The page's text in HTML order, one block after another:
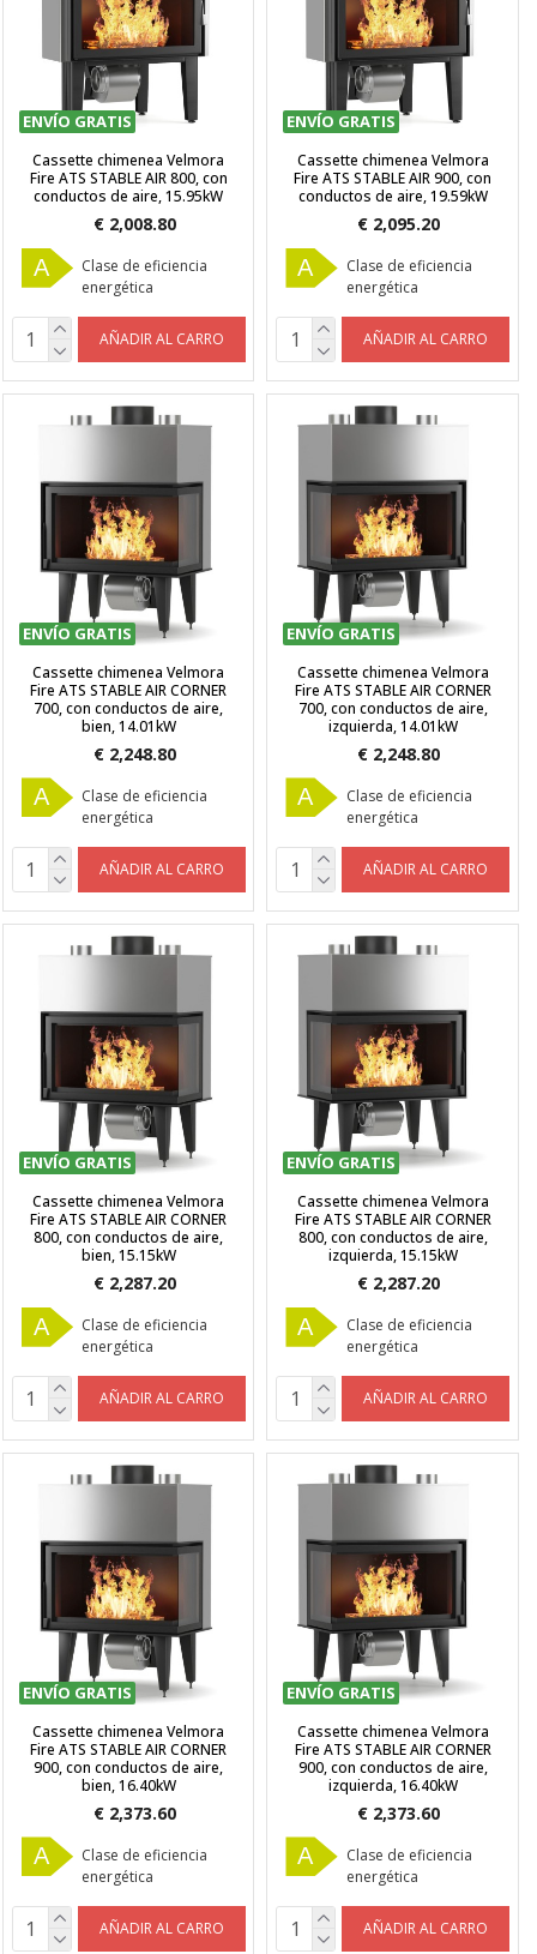
ENVÍO GRATIS
Cassette chimenea Velmora
Fire ATS STABLE AIR 800, con
conductos de aire, 15.95kW
€ 2,008.80
A
Clase de eficiencia
energética
AÑADIR AL CARRO
ENVÍO GRATIS
Cassette chimenea Velmora
Fire ATS STABLE AIR 900, con
conductos de aire, 19.59kW
€ 2,095.20
A
Clase de eficiencia
energética
AÑADIR AL CARRO
ENVÍO GRATIS
Cassette chimenea Velmora
Fire ATS STABLE AIR CORNER
700, con conductos de aire,
bien, 14.01kW
€ 2,248.80
A
Clase de eficiencia
energética
AÑADIR AL CARRO
ENVÍO GRATIS
Cassette chimenea Velmora
Fire ATS STABLE AIR CORNER
700, con conductos de aire,
izquierda, 14.01kW
€ 2,248.80
A
Clase de eficiencia
energética
AÑADIR AL CARRO
ENVÍO GRATIS
Cassette chimenea Velmora
Fire ATS STABLE AIR CORNER
800, con conductos de aire,
bien, 15.15kW
€ 2,287.20
A
Clase de eficiencia
energética
AÑADIR AL CARRO
ENVÍO GRATIS
Cassette chimenea Velmora
Fire ATS STABLE AIR CORNER
800, con conductos de aire,
izquierda, 15.15kW
€ 2,287.20
A
Clase de eficiencia
energética
AÑADIR AL CARRO
ENVÍO GRATIS
Cassette chimenea Velmora
Fire ATS STABLE AIR CORNER
900, con conductos de aire,
bien, 16.40kW
€ 2,373.60
A
Clase de eficiencia
energética
AÑADIR AL CARRO
ENVÍO GRATIS
Cassette chimenea Velmora
Fire ATS STABLE AIR CORNER
900, con conductos de aire,
izquierda, 16.40kW
€ 2,373.60
A
Clase de eficiencia
energética
AÑADIR AL CARRO